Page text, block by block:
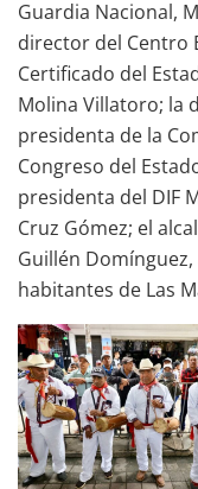
Guardia Nacional,
director del Centro
Certificado del
Molina Villatoro; la
presidenta de la
Congreso del
presidenta del DIF
Cruz Gómez; el
Guillén
habitantes de Las